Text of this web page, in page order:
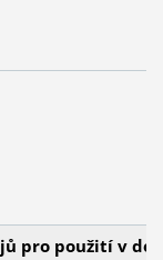
pro použití v